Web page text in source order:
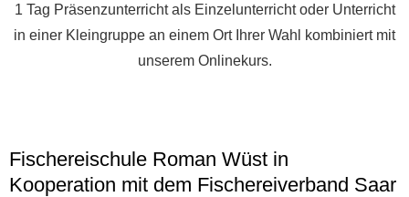
1 Tag Präsenzunterricht als Einzelunterricht oder Unterricht
in einer Kleingruppe an einem Ort Ihrer Wahl kombiniert mit
unserem Onlinekurs.
Fischereischule Roman Wüst in
Kooperation mit dem Fischereiverband Saar